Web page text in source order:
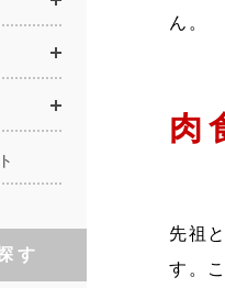
ん。
肉
先祖
す。